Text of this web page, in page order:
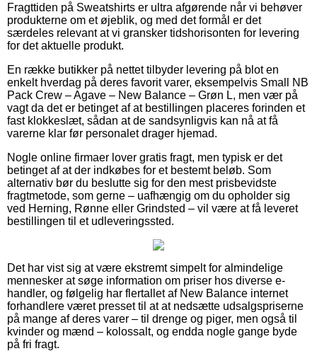
Fragttiden på Sweatshirts er ultra afgørende når vi behøver
produkterne om et øjeblik, og med det formål er det
særdeles relevant at vi gransker tidshorisonten for levering
for det aktuelle produkt.
En række butikker på nettet tilbyder levering på blot en
enkelt hverdag på deres favorit varer, eksempelvis Small NB
Pack Crew – Agave – New Balance – Grøn L, men vær på
vagt da det er betinget af at bestillingen placeres forinden et
fast klokkeslæt, sådan at de sandsynligvis kan nå at få
varerne klar før personalet drager hjemad.
Nogle online firmaer lover gratis fragt, men typisk er det
betinget af at der indkøbes for et bestemt beløb. Som
alternativ bør du beslutte sig for den mest prisbevidste
fragtmetode, som gerne – uafhængig om du opholder sig
ved Herning, Rønne eller Grindsted – vil være at få leveret
bestillingen til et udleveringssted.
Det har vist sig at være ekstremt simpelt for almindelige
mennesker at søge information om priser hos diverse e-
handler, og følgelig har flertallet af New Balance internet
forhandlere været presset til at at nedsætte udsalgspriserne
på mange af deres varer – til drenge og piger, men også til
kvinder og mænd – kolossalt, og endda nogle gange byde
på fri fragt.